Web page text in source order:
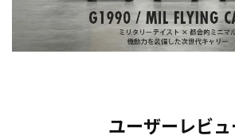
ユーザーレビュ